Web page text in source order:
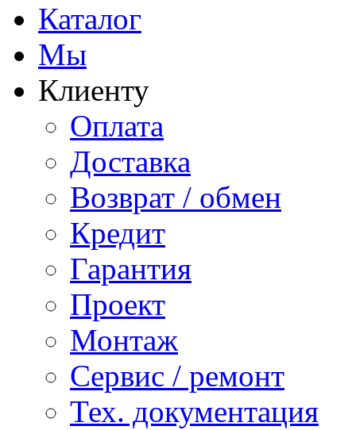
Каталог
Мы
Клиенту
Оплата
Доставка
Возврат / обмен
Кредит
Гарантия
Проект
Монтаж
Сервис / ремонт
Тех. документация